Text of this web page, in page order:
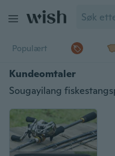
Populært
Kundeomtaler